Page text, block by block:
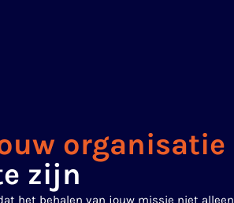
organisatie
zijn
het behalen van jouw missie niet alleen